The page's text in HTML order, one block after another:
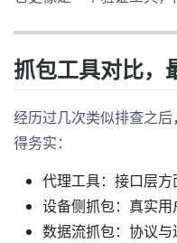
抓包工具对比，
经历过几次类似排查之
得务实：
代理工具：接口层方
设备侧抓包：真实
数据流抓包：协议与